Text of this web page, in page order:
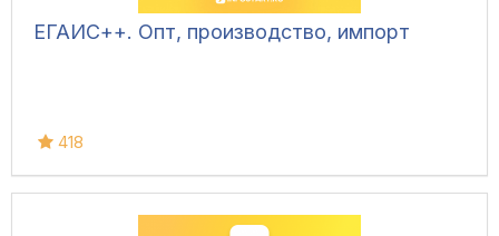
ЕГАИС++. Опт, производство, импорт
418